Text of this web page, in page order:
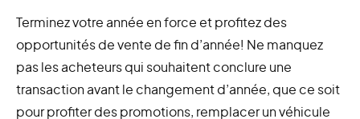
Terminez votre année en force et profitez des
opportunités de vente de fin d’année! Ne manquez
pas les acheteurs qui souhaitent conclure une
transaction avant le changement d’année, que ce soit
pour profiter des promotions, remplacer un véhicule